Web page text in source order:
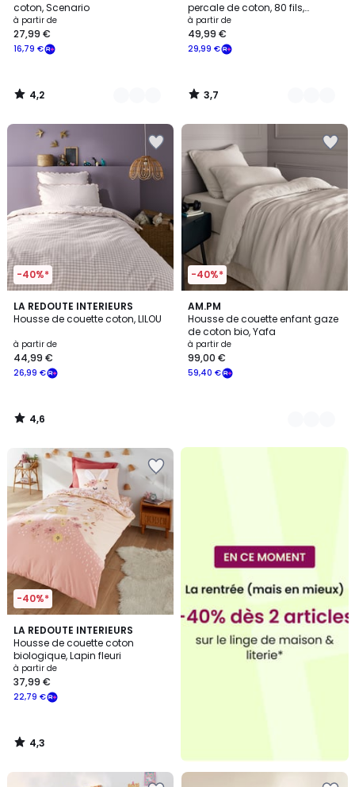
coton, Scenario
Prix
à
partir
27,99
€
programme
pour
payer
à
place
16,79
€.
à partir de
16,79 €
27,99 €
4,2
/
percale de coton, 80 fils,
Scénario
à partir de
29,99 €
49,99 €
3,7
/
-40%*
LA REDOUTE INTERIEURS
Housse de couette coton, LILOU
à partir de
26,99 €
44,99 €
4,6
/ 5
4,6
/
-40%*
AM.PM
Housse de couette enfant gaze
de coton bio, Yafa
à partir de
59,40 €
99,00 €
19
Couleurs
-40%*
LA REDOUTE INTERIEURS
Housse de couette coton
biologique, Lapin fleuri
à partir de
22,79 €
37,99 €
4,3
/ 5
4,3
/